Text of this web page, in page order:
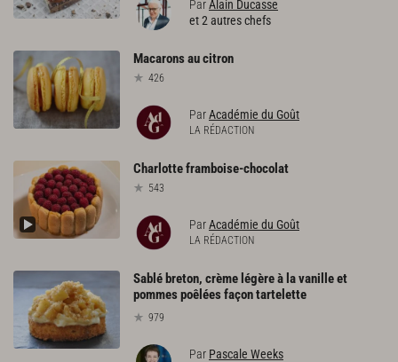
ParAlain Ducasse
et 2 autres chefs
Macaronsaucitron
426
ParAcadémie du Goût
LA RÉDACTION
Charlotteframboise-chocolat
543
ParAcadémie du Goût
LA RÉDACTION
Sablé breton, crème légère à la vanille et
pommes poêlées façon tartelette
979
Par Pascale Weeks